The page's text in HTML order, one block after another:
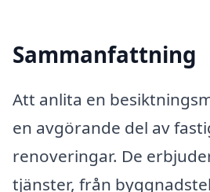
Sammanfattning
Att anlita en
en avgörande del av
renoveringar. De
tjänster, från